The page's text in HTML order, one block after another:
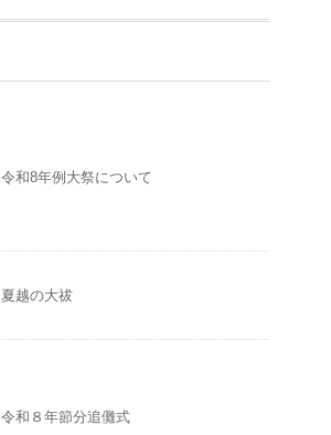
令和8年例大祭について
夏越の大祓
令和８年節分追儺式